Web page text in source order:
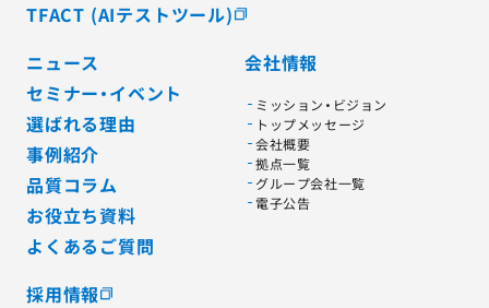
TFACT (AIテストツール)
ニュース
セミナー・イベント
選ばれる理由
事例紹介
品質コラム
お役立ち資料
よくあるご質問
会社情報
ミッション・ビジョン
トップメッセージ
会社概要
拠点一覧
グループ会社一覧
電子公告
採用情報